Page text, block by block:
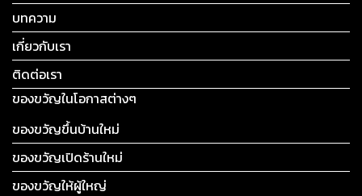
บทความ
เกี่ยวกับเรา
ติดต่อเรา
ของขวัญในโอกาสต่างๆ
ของขวัญขึ้นบ้านใหม่
ของขวัญเปิดร้านใหม่
ของขวัญให้ผู้ใหญ่